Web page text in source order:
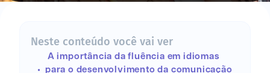
Neste conteúdo você vai ver
A importância da fluência em idiomas
para o desenvolvimento da comunicação